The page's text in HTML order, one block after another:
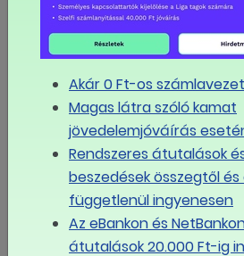
Visszatérne a szociális
fórum létrehozását javasolják a
Új társadalmi párbeszédet
szakszervezetek a kormánytól
MÉG TÖBB
2026
Akár 0 Ft-os
Magas látra szóló kamat
jövedelemjóváírás
Rendszeres átutalások
beszedések összegtől
függetlenül ingyenesen
Az eBankon és
átutalások 20.000 Ft-ig